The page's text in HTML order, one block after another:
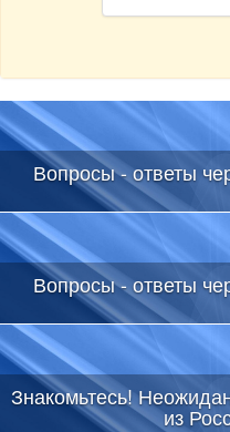
Вопросы - ответы
Вопросы - ответы
Знакомьтесь!
из